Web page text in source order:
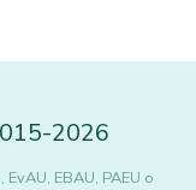
-2026
EBAU, PAEU o